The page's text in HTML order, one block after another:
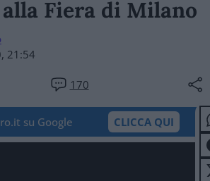
alla Fiera di Milano
21:54
170
su Google CLICCA QUI